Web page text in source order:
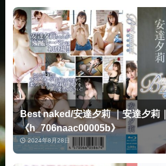
Best naked/安達夕莉 ｜安達夕莉｜
《h_706naac00005b》
2024年8月28日